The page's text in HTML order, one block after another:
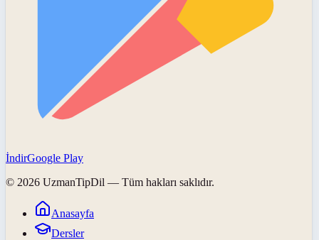
İndirGoogle Play
© 2026 UzmanTipDil — Tüm hakları saklıdır.
Anasayfa
Dersler